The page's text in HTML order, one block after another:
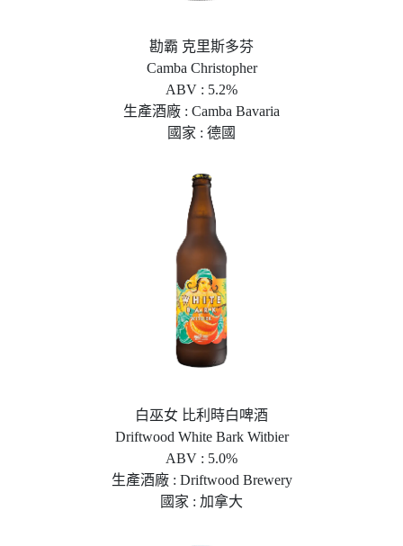
勘霸 克里斯多芬
Camba Christopher
ABV : 5.2%
生產酒廠 : Camba Bavaria
國家 : 德國
白巫女 比利時白啤酒
Driftwood White Bark Witbier
ABV : 5.0%
生產酒廠 : Driftwood Brewery
國家 : 加拿大